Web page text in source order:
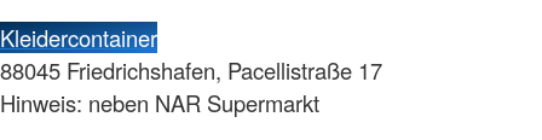
Kleidercontainer
88045 Friedrichshafen, Pacellistraße 17
Hinweis: neben NAR Supermarkt